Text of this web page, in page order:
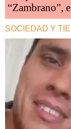
“Zambrano”,
SOCIEDAD Y